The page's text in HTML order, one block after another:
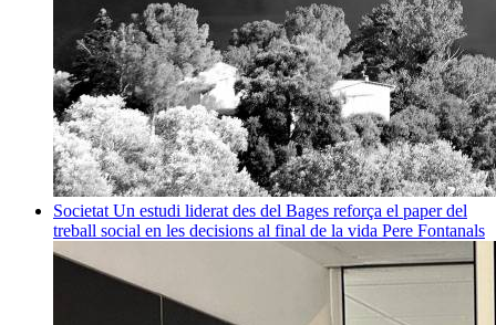
Societat Un estudi liderat des del Bages reforça el paper del
treball social en les decisions al final de la vida Pere Fontanals